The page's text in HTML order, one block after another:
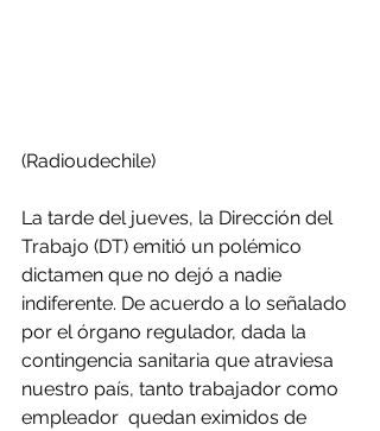
(Radioudechile)
La tarde del jueves, la Dirección del
Trabajo (DT) emitió un polémico
dictamen que no dejó a nadie
indiferente. De acuerdo a lo señalado
por el órgano regulador, dada la
contingencia sanitaria que atraviesa
nuestro país, tanto trabajador como
empleador  quedan eximidos de